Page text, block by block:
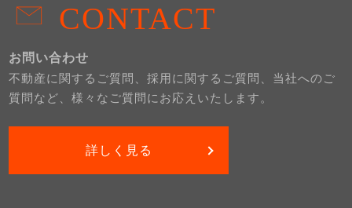
CONTACT
お問い合わせ
不動産に関するご質問、採用に関するご質問、当社へのご
質問など、様々なご質問にお応えいたします。
詳しく見る